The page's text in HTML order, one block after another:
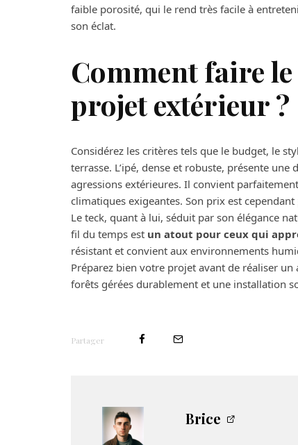
faible porosité, qui le rend très facile à
son éclat.
Comment faire
projet extérieur ?
Considérez les critères tels que le budget, le
terrasse. L’ipé, dense et robuste, présente
agressions extérieures. Il convient
climatiques exigeantes. Son prix est
Le teck, quant à lui, séduit par son élégance
fil du temps est un atout pour ceux qui
résistant et convient aux environnements
Préparez bien votre projet avant de réaliser un
forêts gérées durablement et une installation
Partager
Brice